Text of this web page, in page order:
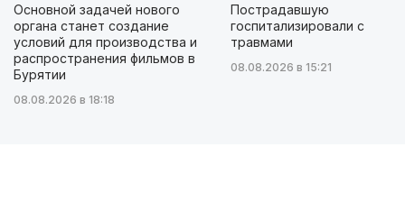
Основной задачей нового
органа станет создание
условий для производства и
распространения фильмов в
Бурятии
08.08.2026 в 18:18
Пострадавшую
госпитализировали с
травмами
08.08.2026 в 15:21